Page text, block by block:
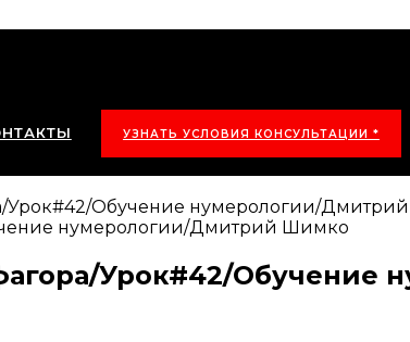
УЗНАТЬ УСЛОВИЯ КОНСУЛЬТАЦИИ *
Урок#42/Обучение нумерологии/
Урок#42/Обучение